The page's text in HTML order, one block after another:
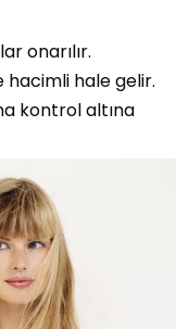
onarılır.
hacimli hale gelir.
kontrol altına